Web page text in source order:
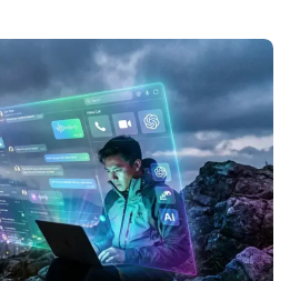
de crédito
calcular a sua
Descubra como a
,…